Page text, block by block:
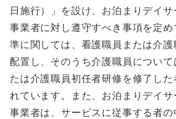
日施行）」を設け、お泊まりデイ
事業者に対し遵守すべき事項を定
準に関しては、看護職員または介護
配置し、そのうち介護職員について
たは介護職員初任者研修を修了した
れています。また、お泊まりデイ
事業者は、サービスに従事する者